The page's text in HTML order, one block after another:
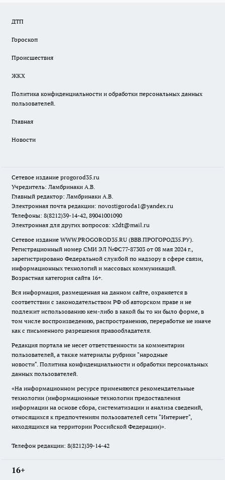
ДТП
Гороскоп
Происшествия
ЖКХ
Политика конфиденциальности и обработки персональных данных
пользователей.
Главная
Новости
Сетевое издание progorod35.ru
Учредитель: Ламбринаки А.В.
Главный редактор: Ламбринаки А.В.
Электронная почта редакции: novostigoroda1@yandex.ru
Телефоны: 8(8212)39-14-42, 89041001090
Электронная для других вопросов: x2dt@mail.ru
Сетевое издание WWW.PROGOROD35.RU (ВВВ.ПРОГОРОД35.РУ).
Регистрационный номер СМИ ЭЛ №ФС77-87303 от 08 мая 2024 г.,
зарегистрировано Федеральной службой по надзору в сфере связи,
информационных технологий и массовых коммуникаций.
Возрастная категория сайта 16+.
Вся информация, размещенная на данном сайте, охраняется в
соответствии с законодательством РФ об авторском праве и не
подлежит использованию кем-либо в какой бы то ни было форме, в
том числе воспроизведению, распространению, переработке не иначе
как с письменного разрешения правообладателя.
Редакция портала не несет ответственности за комментарии
пользователей, а также материалы рубрики "народные
новости". Политика конфиденциальности и обработки персональных
данных пользователей.
«На информационном ресурсе применяются рекомендательные
технологии (информационные технологии предоставления
информации на основе сбора, систематизации и анализа сведений,
относящихся к предпочтениям пользователей сети "Интернет",
находящихся на территории Российской Федерации)».
Телефон редакции: 8(8212)39-14-42
16+